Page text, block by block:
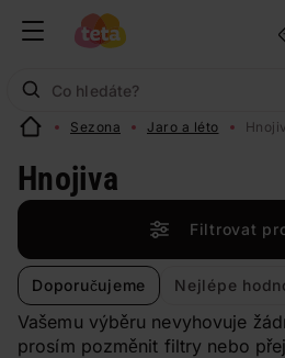
Sezona Jaro a léto
Hnojiva
Filtrovat
Doporučujeme Nejlépe
Vašemu výběru nevyhovuje
prosím pozměnit filtry nebo